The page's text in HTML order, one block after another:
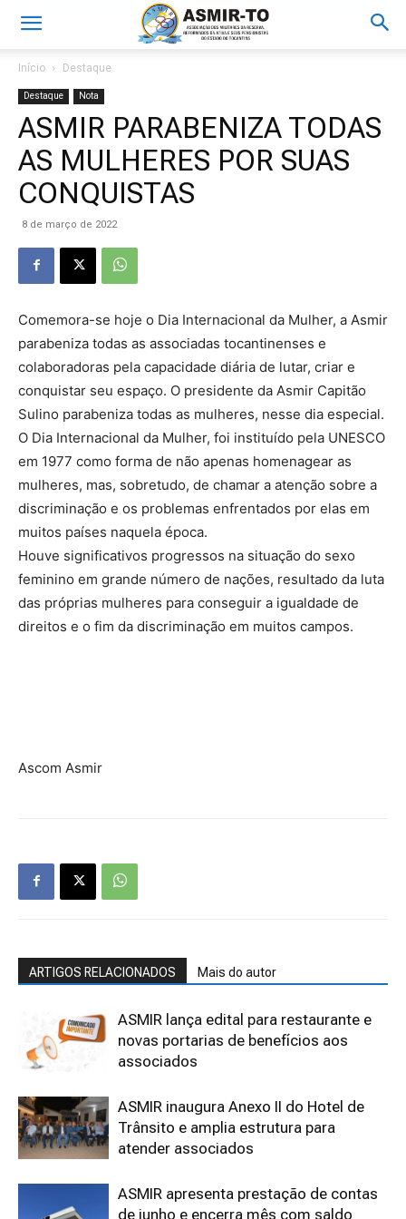
Início Destaque
Destaque Nota
ASMIR PARABENIZA TODAS
AS MULHERES POR SUAS
CONQUISTAS
8 de março de 2022
Comemora-se hoje o Dia Internacional da Mulher, a Asmir
parabeniza todas as associadas tocantinenses e
colaboradoras pela capacidade diária de lutar, criar e
conquistar seu espaço. O presidente da Asmir Capitão
Sulino parabeniza todas as mulheres, nesse dia especial.
O Dia Internacional da Mulher, foi instituído pela UNESCO
em 1977 como forma de não apenas homenagear as
mulheres, mas, sobretudo, de chamar a atenção sobre a
discriminação e os problemas enfrentados por elas em
muitos países naquela época.
Houve significativos progressos na situação do sexo
feminino em grande número de nações, resultado da luta
das próprias mulheres para conseguir a igualdade de
direitos e o fim da discriminação em muitos campos.
Ascom Asmir
ARTIGOS RELACIONADOS Mais do autor
ASMIR lança edital para restaurante e
novas portarias de benefícios aos
associados
ASMIR inaugura Anexo II do Hotel de
Trânsito e amplia estrutura para
atender associados
ASMIR apresenta prestação de contas
de junho e encerra mês com saldo